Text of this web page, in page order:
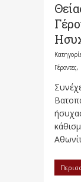
Γέροντες,